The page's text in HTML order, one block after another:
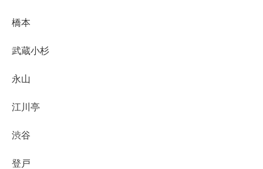
橋本
武蔵小杉
永山
江川亭
渋谷
登戸